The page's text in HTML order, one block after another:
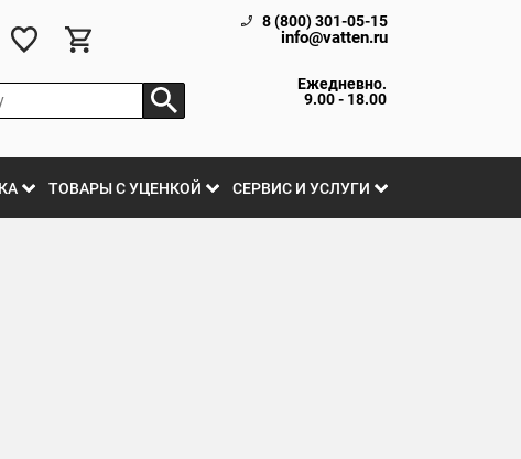
8 (800) 301-05-15
info@vatten.ru
Ежедневно.
9.00 - 18.00
ТОВАРЫ С УЦЕНКОЙ СЕРВИС И УСЛУГИ